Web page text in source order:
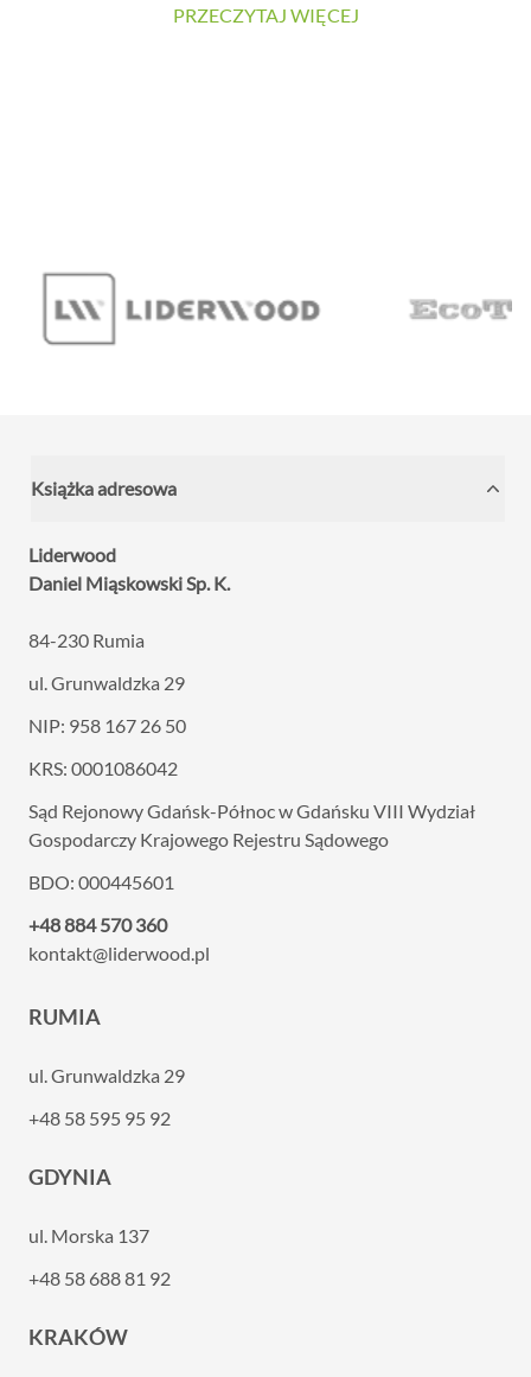
materiałów oraz łatwość utrzymania powierzchni w
PRZECZYTAJ WIĘCEJ
Książka adresowa
Liderwood
Daniel Miąskowski Sp. K.
84-230 Rumia
ul. Grunwaldzka 29
NIP: 958 167 26 50
KRS: 0001086042
Sąd Rejonowy Gdańsk-Północ w Gdańsku VIII Wydział
Gospodarczy Krajowego Rejestru Sądowego
BDO: 000445601
+48 884 570 360
kontakt@liderwood.pl
RUMIA
ul. Grunwaldzka 29
+48 58 595 95 92
GDYNIA
ul. Morska 137
+48 58 688 81 92
KRAKÓW